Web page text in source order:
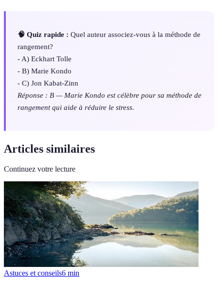
🧠 Quiz rapide : Quel auteur associez-vous à la méthode de
rangement?
- A) Eckhart Tolle
- B) Marie Kondo
- C) Jon Kabat-Zinn
Réponse : B — Marie Kondo est célèbre pour sa méthode de
rangement qui aide à réduire le stress.
Articles similaires
Continuez votre lecture
Astuces et conseils6 min